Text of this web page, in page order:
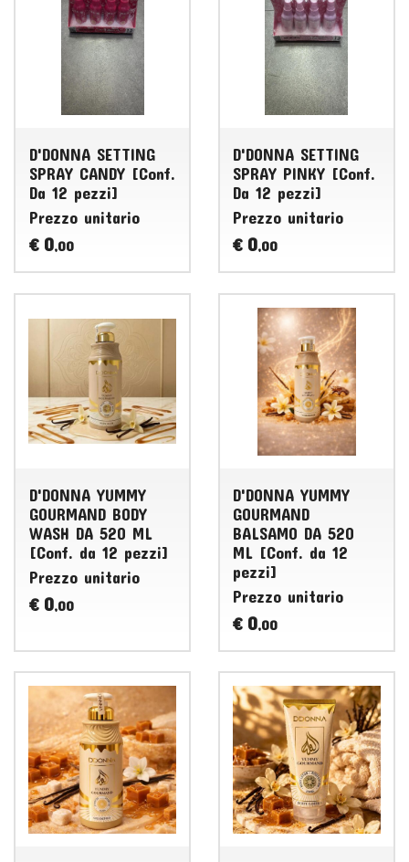
D'DONNA SETTING
SPRAY CANDY [Conf.
Da 12 pezzi]
Prezzo unitario
€ 0,00
D'DONNA SETTING
SPRAY PINKY [Conf.
Da 12 pezzi]
Prezzo unitario
€ 0,00
D'DONNA YUMMY
GOURMAND BODY
WASH DA 520 ML
[Conf. da 12 pezzi]
Prezzo unitario
€ 0,00
D'DONNA YUMMY
GOURMAND
BALSAMO DA 520
ML [Conf. da 12
pezzi]
Prezzo unitario
€ 0,00